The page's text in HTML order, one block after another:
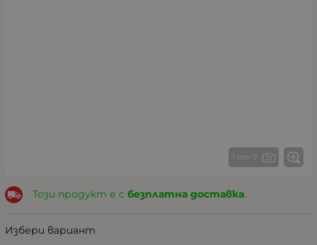
1 от 7
Този продукт е с безплатна доставка.
Избери вариант